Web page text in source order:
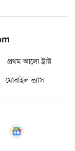
প্রথম আলো ট্রাস্ট
মোবাইল ভ্যাস